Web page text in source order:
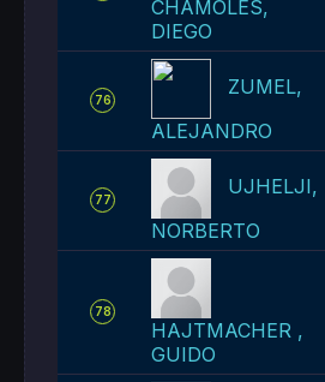
CHAMOLES,
DIEGO
76
ZUMEL,
ALEJANDRO
77
UJHELJI,
NORBERTO
78
HAJTMACHER ,
GUIDO